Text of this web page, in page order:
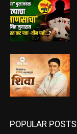
POPULAR POSTS